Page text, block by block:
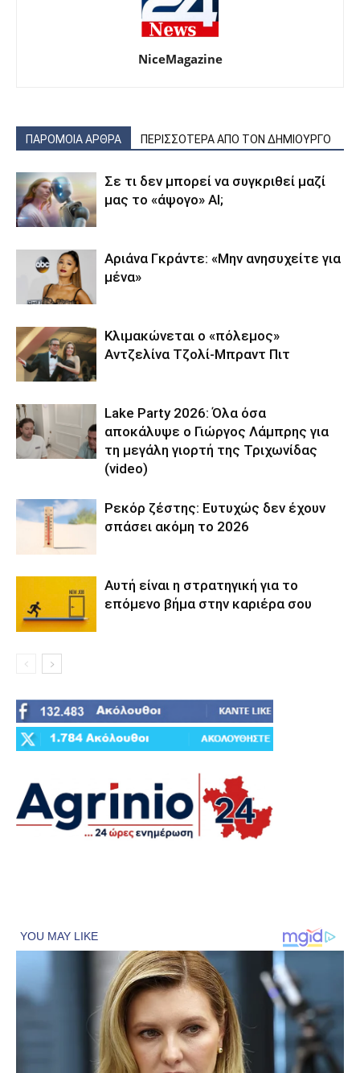
NiceMagazine
ΠΑΡΟΜΟΙΑ ΑΡΘΡΑ ΠΕΡΙΣΣΟΤΕΡΑ ΑΠΟ ΤΟΝ ΔΗΜΙΟΥΡΓΟ
Σε τι δεν μπορεί να συγκριθεί μαζί
μας το «άψογο» AI;
Αριάνα Γκράντε: «Μην ανησυχείτε για
μένα»
Κλιμακώνεται ο «πόλεμος»
Αντζελίνα Τζολί-Μπραντ Πιτ
Lake Party 2026: Όλα όσα
αποκάλυψε ο Γιώργος Λάμπρης για
τη μεγάλη γιορτή της Τριχωνίδας
(video)
Ρεκόρ ζέστης: Ευτυχώς δεν έχουν
σπάσει ακόμη το 2026
Αυτή είναι η στρατηγική για το
επόμενο βήμα στην καριέρα σου